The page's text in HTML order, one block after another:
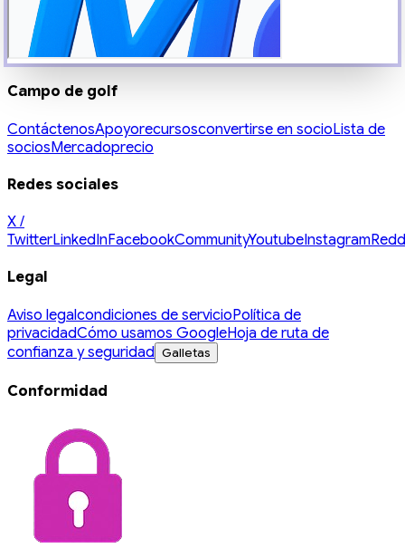
Campo de golf
ContáctenosApoyorecursosconvertirse en socioLista de
sociosMercadoprecio
Redes sociales
X /
TwitterLinkedInFacebookCommunityYoutubeInstagram
Legal
Aviso legalcondiciones de servicioPolítica de
privacidadCómo usamos GoogleHoja de ruta de
confianza y seguridad Galletas
Conformidad